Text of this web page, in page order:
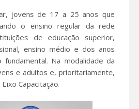
jovens de 17 a 25 anos que
o ensino regular da rede
de educação superior,
ensino médio e dos anos
fundamental. Na modalidade da
e adultos e, prioritariamente,
Capacitação.